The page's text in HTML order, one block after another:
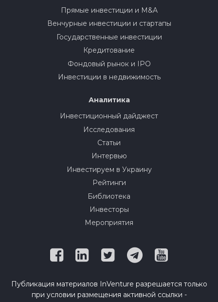
Прямые инвестиции и M&A
Венчурные инвестиции и стартапы
Государственные инвестиции
Кредитование
Фондовый рынок и IPO
Инвестиции в недвижимость
Аналитика
Инвестиционный дайджест
Исследования
Статьи
Интервью
Инвестируем в Украину
Рейтинги
Библиотека
Инвесторы
Мероприятия
Публикация материалов InVenture разрешается только
при условии размещения активной ссылки -